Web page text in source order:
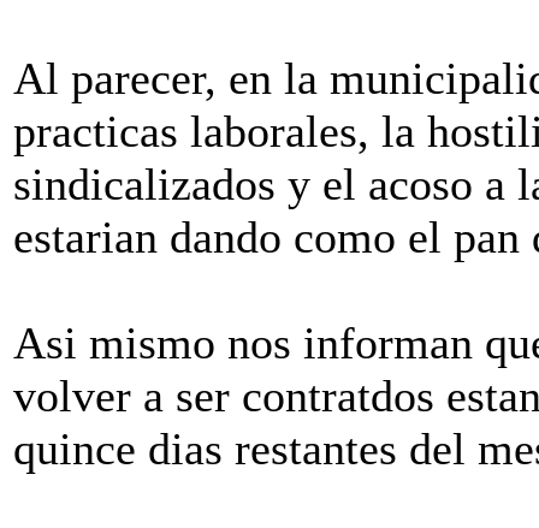
Al parecer, en la
practicas laborales, la
sindicalizados y el acoso a
estarian dando como el pan
Asi mismo nos informan
volver a ser contratdos
quince dias restantes del